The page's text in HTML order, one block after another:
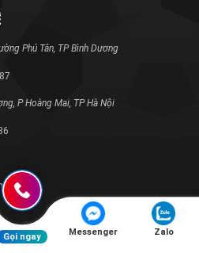
Phú Tân, TP Bình Dương
P Hoàng Mai, TP Hà Nội
Gọi ngay Messenger Zalo